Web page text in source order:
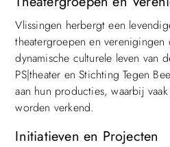
Vlissingen herbergt een
theatergroepen en
dynamische culturele leven van
PS|theater en Stichting Tegen
aan hun producties, waarbij vaak
worden verkend.
Initiatieven en Projecten